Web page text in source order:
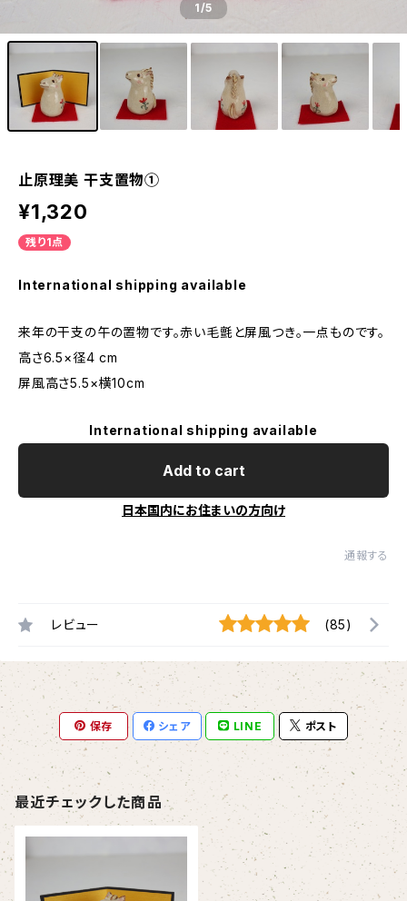
1/5
止原理美 干支置物①
¥1,320
残り1点
International shipping available
来年の干支の午の置物です。赤い毛氈と屏風つき。一点ものです。
高さ6.5×径4 cm
屏風高さ5.5×横10cm
International shipping available
Add to cart
日本国内にお住まいの方向け
通報する
レビュー (85)
保存 シェア LINE ポスト
最近チェックした商品